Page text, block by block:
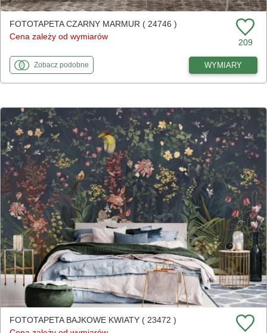
FOTOTAPETA CZARNY MARMUR ( 24746 )
Cena zależy od wymiarów
209
Zobaczfototapety
podobnedo Czarny marmur WYMIARY
FOTOTAPETA BAJKOWE KWIATY ( 23472 )